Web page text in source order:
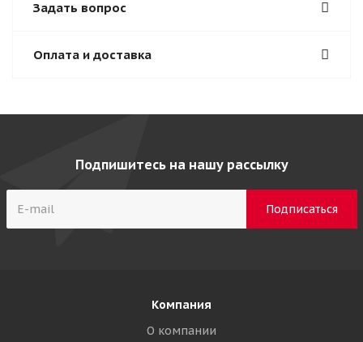
Задать вопрос
Оплата и доставка
Подпишитесь на нашу рассылку
Компания
О компании